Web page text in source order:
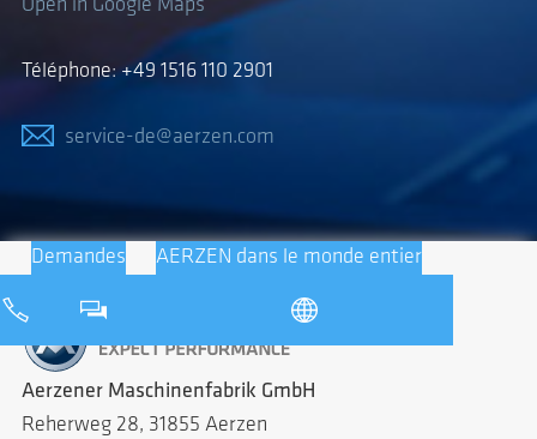
Open in Google Maps
Téléphone: +49 1516 110 2901
service-de@aerzen.com
Demandes AERZEN dans le monde entier
Aerzener Maschinenfabrik GmbH
Reherweg 28, 31855 Aerzen